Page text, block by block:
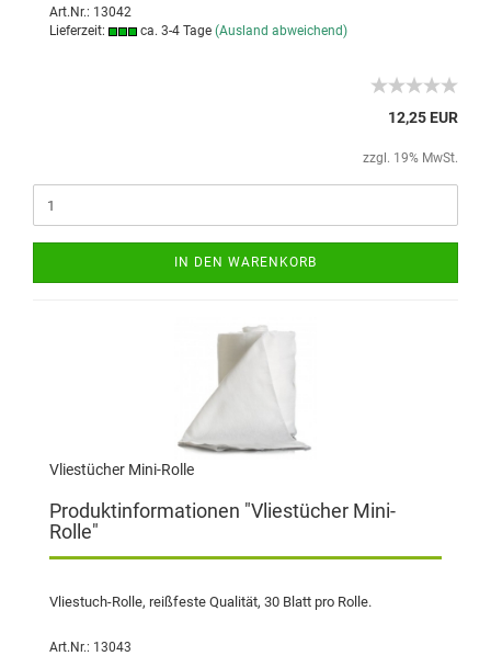
Art.Nr.: 13042
Lieferzeit:
ca. 3-4 Tage (Ausland abweichend)
12,25 EUR
zzgl. 19% MwSt.
IN DEN WARENKORB
Vliestücher Mini-Rolle
Produktinformationen "Vliestücher Mini-
Rolle"
Vliestuch-Rolle, reißfeste Qualität, 30 Blatt pro Rolle.
Art.Nr.: 13043